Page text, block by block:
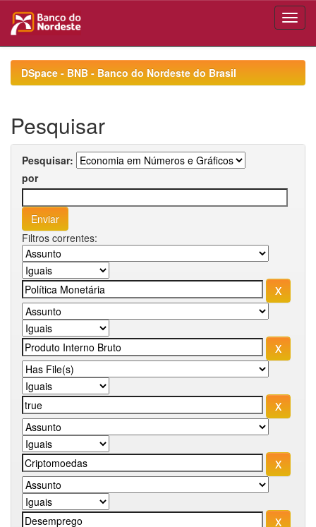
navigationDSpace - BNB - Banco do Nordeste do Brasil
Pesquisar
Pesquisar:
por
Filtros correntes: